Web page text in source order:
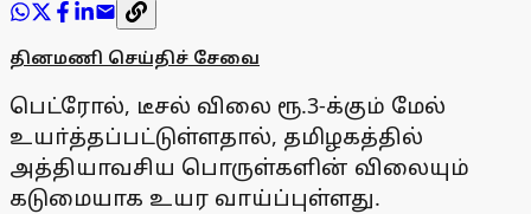
தினமணி செய்திச் சேவை
பெட்ரோல், டீசல் விலை ரூ.3-க்கும் மேல்
உயா்த்தப்பட்டுள்ளதால், தமிழகத்தில்
அத்தியாவசிய பொருள்களின் விலையும்
கடுமையாக உயர வாய்ப்புள்ளது.